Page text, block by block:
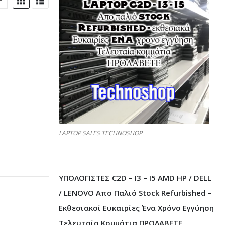
LAPTOP SALES TECHNOSHOP
ΥΠΟΛΟΓΙΣΤΕΣ C2D – I3 – I5 AMD HP / DELL
/ LENOVO Απο Παλιό Stock Refurbished –
Εκθεσιακοί Ευκαιρίες Ένα Χρόνο Εγγύηση
Τελευταία Κομμάτια ΠΡΟΛΑΒΕΤΕ